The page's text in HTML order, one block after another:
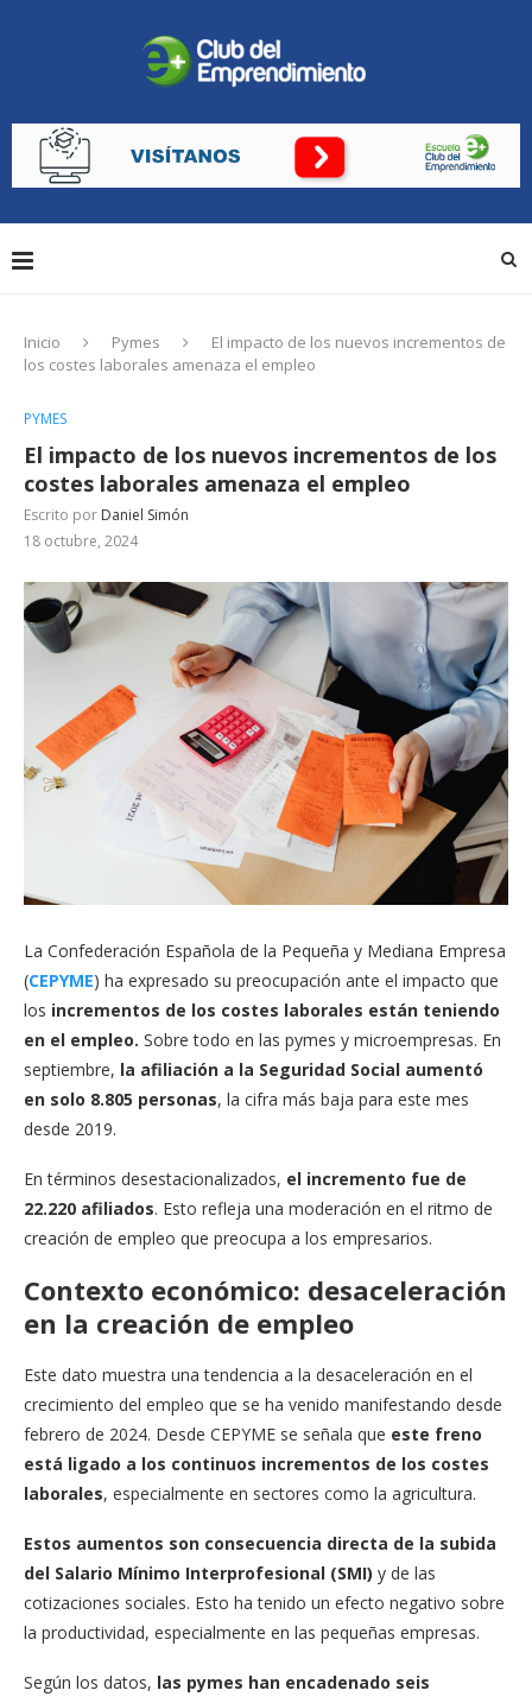
Inicio Pymes
El impacto de los nuevos incrementos de
los costes laborales amenaza el empleo
PYMES
El impacto de los nuevos incrementos de los
costes laborales amenaza el empleo
Escrito por Daniel Simón
18 octubre, 2024
La Confederación Española de la Pequeña y Mediana Empresa
(CEPYME) ha expresado su preocupación ante el impacto que
los incrementos de los costes laborales están teniendo
en el empleo. Sobre todo en las pymes y microempresas. En
septiembre, la afiliación a la Seguridad Social aumentó
en solo 8.805 personas, la cifra más baja para este mes
desde 2019.
En términos desestacionalizados, el incremento fue de
22.220 afiliados. Esto refleja una moderación en el ritmo de
creación de empleo que preocupa a los empresarios.
Contexto económico: desaceleración
en la creación de empleo
Este dato muestra una tendencia a la desaceleración en el
crecimiento del empleo que se ha venido manifestando desde
febrero de 2024. Desde CEPYME se señala que este freno
está ligado a los continuos incrementos de los costes
laborales, especialmente en sectores como la agricultura.
Estos aumentos son consecuencia directa de la subida
del Salario Mínimo Interprofesional (SMI) y de las
cotizaciones sociales. Esto ha tenido un efecto negativo sobre
la productividad, especialmente en las pequeñas empresas.
Según los datos, las pymes han encadenado seis